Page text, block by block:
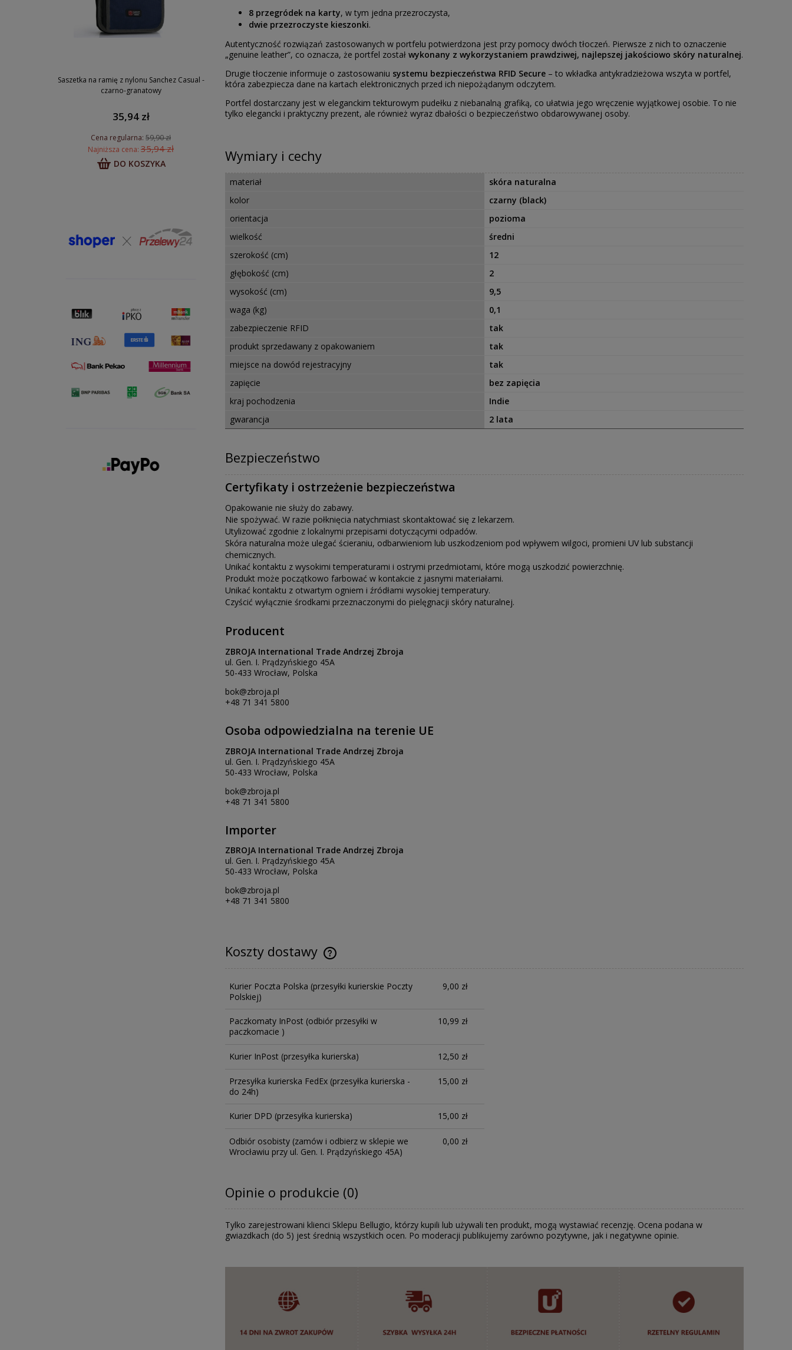
Saszetka na ramię z nylonu Sanchez Casual -
czarno-granatowy
35,94 zł
Cena regularna: 59,90 zł
Najniższa cena: 35,94 zł
DO KOSZYKA
8 przegródek na karty, w tym jedna przezroczysta,
dwie przezroczyste kieszonki.
Autentyczność rozwiązań zastosowanych w portfelu potwierdzona jest przy pomocy dwóch tłoczeń. Pierwsze z nich to oznaczenie
„genuine leather”, co oznacza, że portfel został wykonany z wykorzystaniem prawdziwej, najlepszej jakościowo skóry naturalnej.
Drugie tłoczenie informuje o zastosowaniu systemu bezpieczeństwa RFID Secure – to wkładka antykradzieżowa wszyta w portfel,
która zabezpiecza dane na kartach elektronicznych przed ich niepożądanym odczytem.
Portfel dostarczany jest w eleganckim tekturowym pudełku z niebanalną grafiką, co ułatwia jego wręczenie wyjątkowej osobie. To nie
tylko elegancki i praktyczny prezent, ale również wyraz dbałości o bezpieczeństwo obdarowywanej osoby.
Wymiary i cechy
materiał
skóra naturalna
kolor
czarny (black)
orientacja
pozioma
wielkość
średni
szerokość (cm)
12
głębokość (cm)
2
wysokość (cm)
9,5
waga (kg)
0,1
zabezpieczenie RFID
tak
produkt sprzedawany z opakowaniem
tak
miejsce na dowód rejestracyjny
tak
zapięcie
bez zapięcia
kraj pochodzenia
Indie
gwarancja
2 lata
Bezpieczeństwo
Certyfikaty i ostrzeżenie bezpieczeństwa
Opakowanie nie służy do zabawy.
Nie spożywać. W razie połknięcia natychmiast skontaktować się z lekarzem.
Utylizować zgodnie z lokalnymi przepisami dotyczącymi odpadów.
Skóra naturalna może ulegać ścieraniu, odbarwieniom lub uszkodzeniom pod wpływem wilgoci, promieni UV lub substancji
chemicznych.
Unikać kontaktu z wysokimi temperaturami i ostrymi przedmiotami, które mogą uszkodzić powierzchnię.
Produkt może początkowo farbować w kontakcie z jasnymi materiałami.
Unikać kontaktu z otwartym ogniem i źródłami wysokiej temperatury.
Czyścić wyłącznie środkami przeznaczonymi do pielęgnacji skóry naturalnej.
Producent
ZBROJA International Trade Andrzej Zbroja
ul. Gen. I. Prądzyńskiego 45A
50-433 Wrocław, Polska
bok@zbroja.pl
+48 71 341 5800
Osoba odpowiedzialna na terenie UE
ZBROJA International Trade Andrzej Zbroja
ul. Gen. I. Prądzyńskiego 45A
50-433 Wrocław, Polska
bok@zbroja.pl
+48 71 341 5800
Importer
ZBROJA International Trade Andrzej Zbroja
ul. Gen. I. Prądzyńskiego 45A
50-433 Wrocław, Polska
bok@zbroja.pl
+48 71 341 5800
Koszty dostawy
Kurier Poczta Polska (przesyłki kurierskie Poczty
Polskiej)
9,00 zł
Paczkomaty InPost (odbiór przesyłki w
paczkomacie )
10,99 zł
Kurier InPost (przesyłka kurierska) 12,50 zł
Przesyłka kurierska FedEx (przesyłka kurierska -
do 24h)
15,00 zł
Kurier DPD (przesyłka kurierska) 15,00 zł
Odbiór osobisty (zamów i odbierz w sklepie we
Wrocławiu przy ul. Gen. I. Prądzyńskiego 45A)
0,00 zł
Opinie o produkcie (0)
Tylko zarejestrowani klienci Sklepu Bellugio, którzy kupili lub używali ten produkt, mogą wystawiać recenzję. Ocena podana w
gwiazdkach (do 5) jest średnią wszystkich ocen. Po moderacji publikujemy zarówno pozytywne, jak i negatywne opinie.